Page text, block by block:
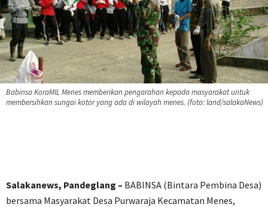
Babinsa KoraMIL Menes memberikan pengarahan kepada masyarakat untuk
membersihkan sungai kotor yang ada di wilayah menes. (foto: land/salakaNews)
Salakanews, Pandeglang – BABINSA (Bintara Pembina Desa)
bersama Masyarakat Desa Purwaraja Kecamatan Menes,